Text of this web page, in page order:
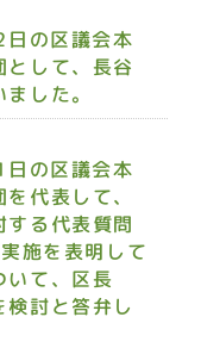
の区議会本
して、長谷
した。
の区議会本
代表して、
る代表質問
施を表明して
いて、区長
討と答弁し